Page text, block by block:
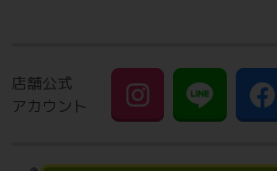
店舗公式
アカウント